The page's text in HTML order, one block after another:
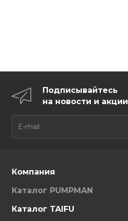
Подписывайтесь
на новости и акции
Компания
Каталог PUMPMAN
Каталог TAIFU